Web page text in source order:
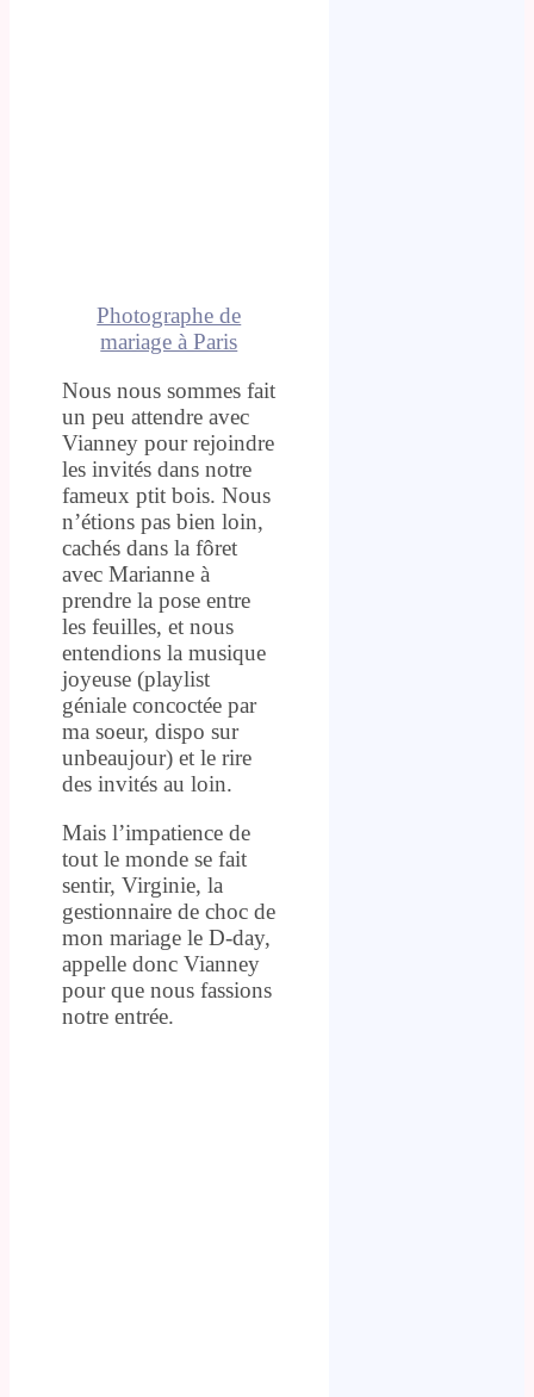
Photographe de
mariage à Paris
Nous nous sommes fait
un peu attendre avec
Vianney pour rejoindre
les invités dans notre
fameux ptit bois. Nous
n’étions pas bien loin,
cachés dans la fôret
avec Marianne à
prendre la pose entre
les feuilles, et nous
entendions la musique
joyeuse (playlist
géniale concoctée par
ma soeur, dispo sur
unbeaujour) et le rire
des invités au loin.
Mais l’impatience de
tout le monde se fait
sentir, Virginie, la
gestionnaire de choc de
mon mariage le D-day,
appelle donc Vianney
pour que nous fassions
notre entrée.